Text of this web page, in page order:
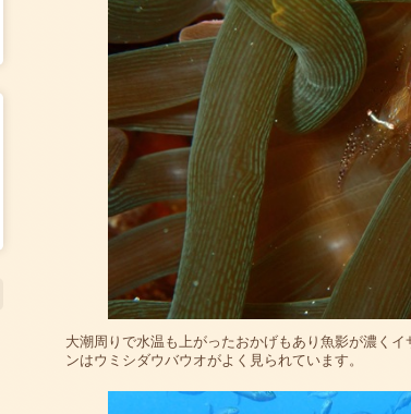
大潮周りで水温も上がったおかげもあり魚影が濃く
ンはウミシダウバウオがよく見られています。